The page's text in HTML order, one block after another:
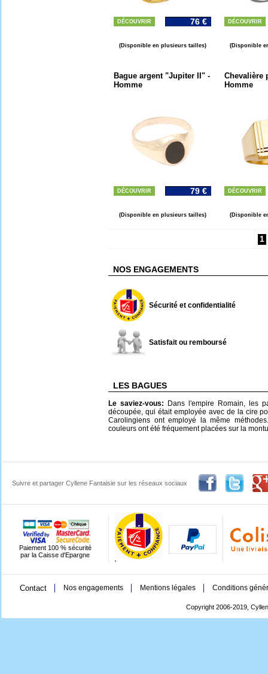
DÉCOUVRIR 76 €
(Disponible en plusieurs tailles)
DÉCOUVRIR
(Disponible
Bague argent "Jupiter II" -
Homme
DÉCOUVRIR 79 €
(Disponible en plusieurs tailles)
Chevalière
Homme
DÉCOUVRIR
(Disponible
1
NOS ENGAGEMENTS
Sécurité et confidentialité
Satisfait ou remboursé
LES BAGUES
Le saviez-vous:
Dans l'empire Romain, les
découpée, qui était employée avec de la cire
Carolingiens ont employé la même
couleurs ont été fréquement placées sur la
Suivre et partager Cyllene Fantaisie sur les réseaux sociaux
Paiement 100 % sécurité
par la Caisse d'Epargne
'
Contact Nos engagements Mentions légales Conditions
Copyright 2006-2019,